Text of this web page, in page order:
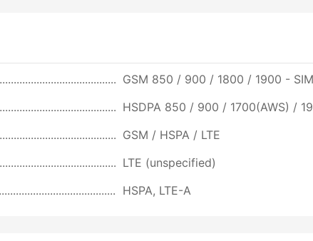
GSM 850 / 900 / 1800 / 1900 -
HSDPA 850 / 900 / 1700(AWS) /
GSM / HSPA / LTE
LTE (unspecified)
HSPA, LTE-A